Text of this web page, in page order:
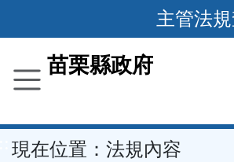
到
要
容
區
主管法
苗栗縣政府
現在位置： 法規內容